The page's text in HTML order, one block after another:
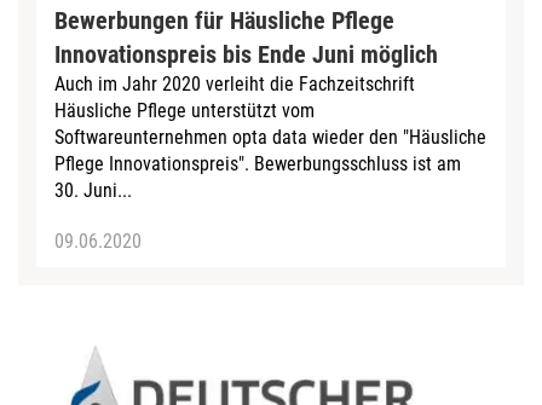
Bewerbungen für Häusliche Pflege
Innovationspreis bis Ende Juni möglich
Auch im Jahr 2020 verleiht die Fachzeitschrift
Häusliche Pflege unterstützt vom
Softwareunternehmen opta data wieder den "Häusliche
Pflege Innovationspreis". Bewerbungsschluss ist am
30. Juni...
09.06.2020